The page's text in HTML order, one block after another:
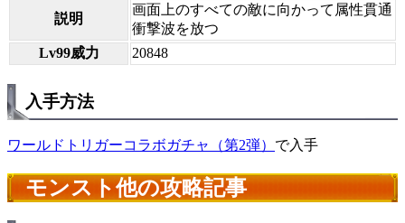
説明
画面上のすべての敵に向かって属性貫通
衝撃波を放つ
Lv99威力
20848
入手方法
ワールドトリガーコラボガチャ（第2弾） で入手
モンスト他の攻略記事